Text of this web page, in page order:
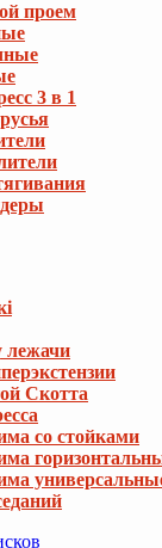
проем
3 в 1
лежачи
Скотта
со стойками